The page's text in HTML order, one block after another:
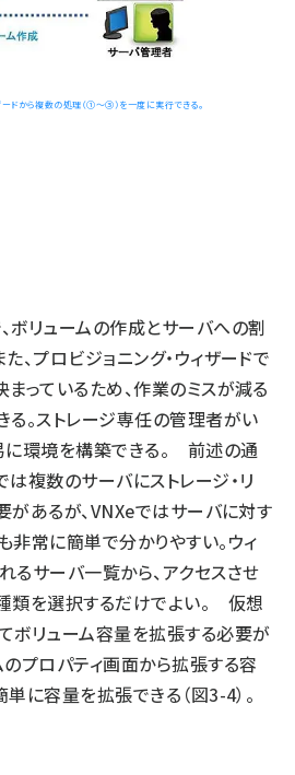
ドから複数の処理（①〜③）を一度に実行できる。
ボリュームの作成とサーバへの割
、プロビジョニング・ウィザードで
っているため、作業のミスが減る
る。ストレージ専任の管理者がい
に環境を構築できる。 前述の通
複数のサーバにストレージ・リ
があるが、VNXeではサーバに対す
非常に簡単で分かりやすい。ウィ
るサーバ一覧から、アクセスさせ
類を選択するだけでよい。 仮想
ボリューム容量を拡張する必要が
のプロパティ画面から拡張する容
に容量を拡張できる（図3-4）。